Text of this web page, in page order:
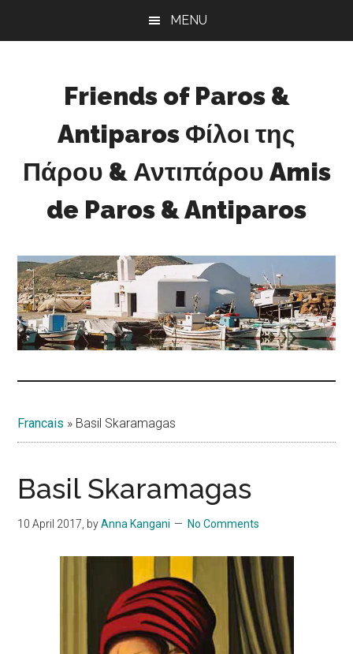
MENU
Friends of Paros &
Antiparos Φίλοι της
Πάρου & Αντιπάρου Amis
de Paros & Antiparos
development
for
Paros
&
Antiparos
Francais » Basil Skaramagas
Basil Skaramagas
10 April 2017, byAnna Kangani No Comments